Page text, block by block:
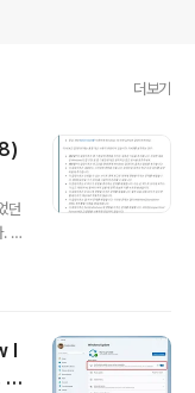
더보기
던
오
I